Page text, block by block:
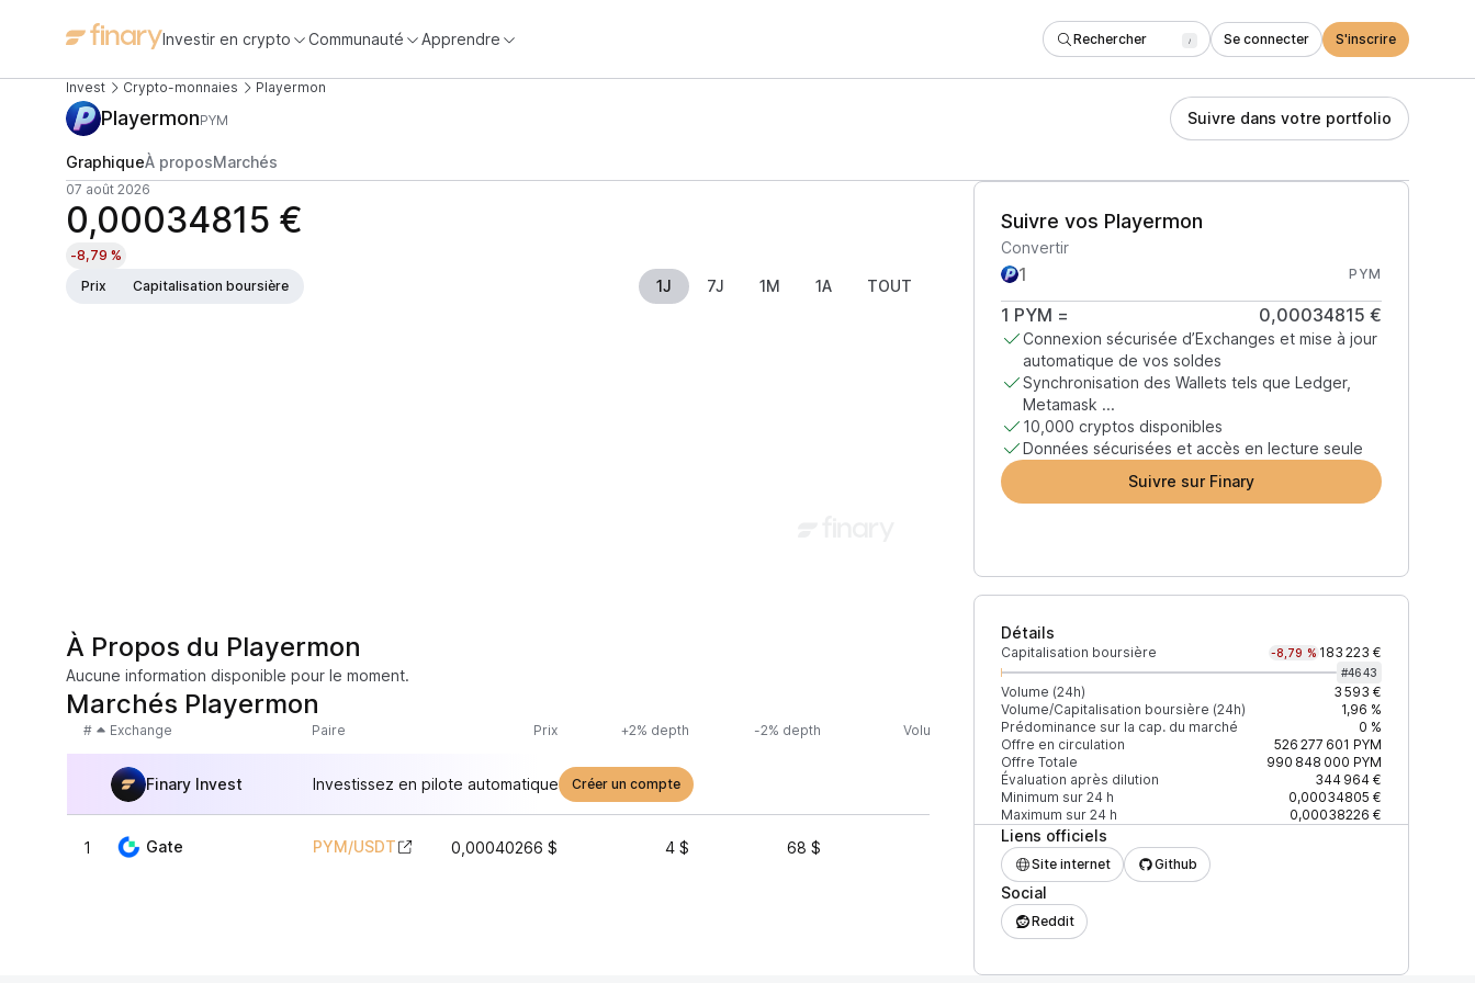
Investir en crypto Communauté Apprendre Rechercher / Se connecter S'inscrire
Invest Crypto-monnaies Playermon
PlayermonPYM Suivre dans votre portfolio
GraphiqueÀ proposMarchés
07 août 2026
0,00034815 €
-8,79 %
Prix
Capitalisation boursière 1J 7J 1M 1A TOUT
Suivre vos Playermon
Convertir
PYM
1 PYM = 0,00034815 €
Connexion sécurisée d’Exchanges et mise à jour
automatique de vos soldes
Synchronisation des Wallets tels que Ledger,
Metamask ...
10,000 cryptos disponibles
Données sécurisées et accès en lecture seule
Suivre sur Finary
Détails
Capitalisation boursière -8,79 % 183 223 €
#4643
Volume (24h)
3 593 €
Volume/Capitalisation boursière (24h)
1,96 %
Prédominance sur la cap. du marché
0 %
Offre en circulation
526 277 601 PYM
Offre Totale
990 848 000 PYM
Évaluation après dilution
344 964 €
Minimum sur 24 h
0,00034805 €
Maximum sur 24 h
0,00038226 €
Liens officiels
Site internet Github
Social
Reddit
À Propos du Playermon
Aucune information disponible pour le moment.
Marchés Playermon
# Exchange Paire Prix +2% depth -2% depth Volume (24h) % du volume Confiance Mis à jour
Finary Invest Investissez en pilote automatique Créer un compte
1 Gate PYM/USDT 0,00040266 $ 4 $ 68 $ 100 % ÉLEVÉE